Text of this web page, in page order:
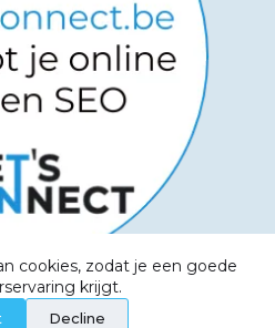
cookies, zodat je een goede
krijgt.
Decline
-Powered by
voorwaarden -